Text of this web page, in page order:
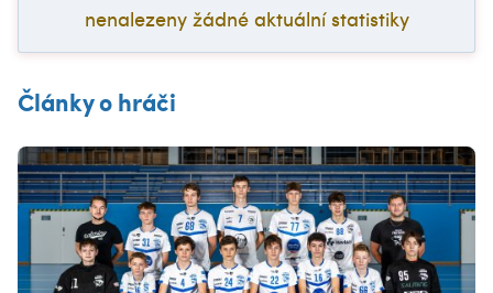
nenalezeny žádné aktuální statistiky
Články o hráči